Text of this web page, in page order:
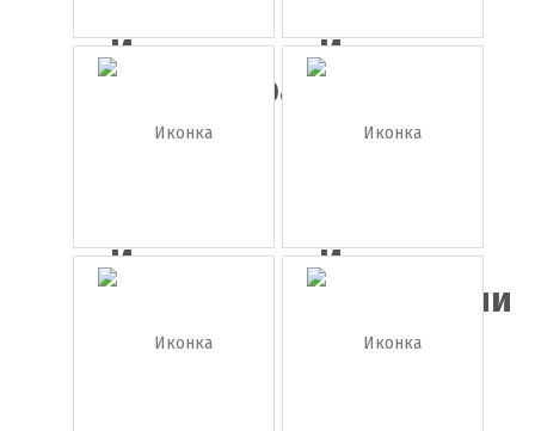
Иконка
фотокамера
Иконка
Иконка
полароид
Иконка
фотографии